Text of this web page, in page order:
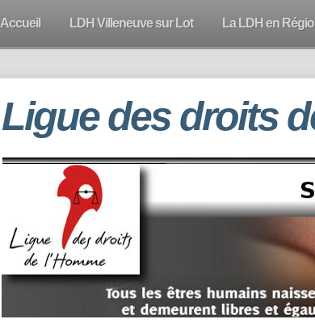
Accueil LDH Villeneuve sur Lot La LDH en
Ligue des droits